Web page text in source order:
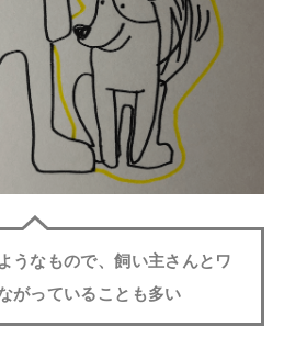
うなもので、飼い主さんとワ
がっていることも多い